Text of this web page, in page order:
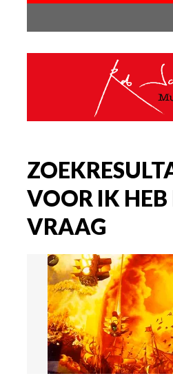
VOOR IK HEB
VRAAG